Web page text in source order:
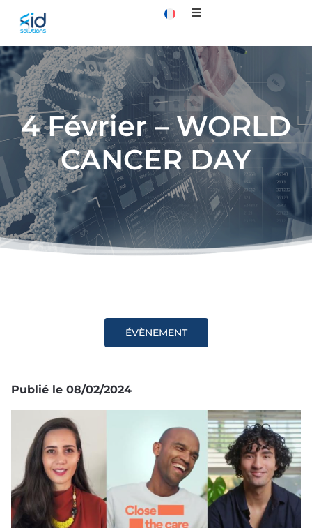
4 Février – WORLD
CANCER DAY
ÉVÈNEMENT
Publié le 08/02/2024